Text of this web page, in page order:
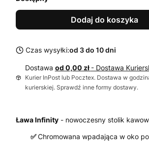
Dodaj do koszyka
Czas wysyłki:od 3 do 10 dni
Dostawa od 0,00 zł - Dostawa
Kurier InPost lub Pocztex. Dostawa w
kurierskiej. Sprawdź inne formy dostawy.
Ława Infinity - nowoczesny stolik
✅Chromowana wpadająca w oko